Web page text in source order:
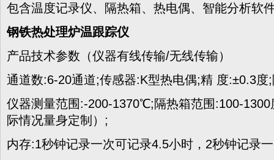
包含温度记录仪、隔热箱、热电偶、智能分析软
钢铁热处理炉温跟踪仪
产品技术参数（仪器有线传输/无线传输）
通道数:6-20通道;传感器:K型热电偶;精 度:±0.3
仪器测量范围:-200-1370℃;隔热箱范围:100-
际情况量身定制）;
内存:1秒钟记录一次可记录4.5小时，2秒钟记录